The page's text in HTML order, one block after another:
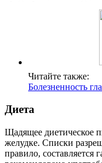
Читайте также:
Болезненность
Диета
Щадящее диетическое
желудке. Списки
правило, составляется